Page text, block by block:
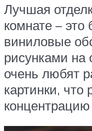
Лучшая
комнате –
виниловые
рисунками на
очень любят
картинки, что